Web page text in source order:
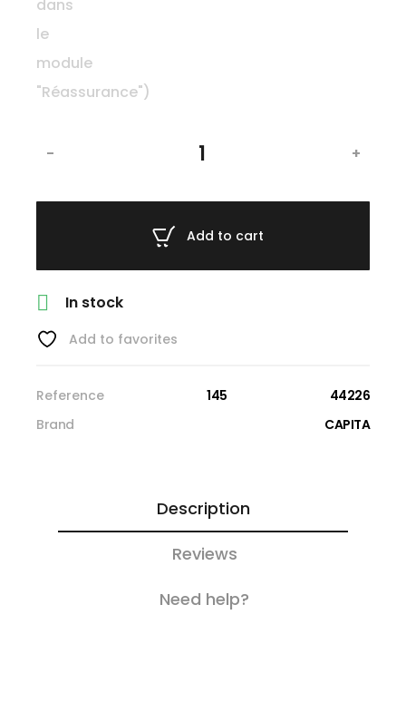
- +
Add to cart
 In stock
Add to favorites
Reference 145
44226
Brand
CAPITA
Description
Reviews
Need help?